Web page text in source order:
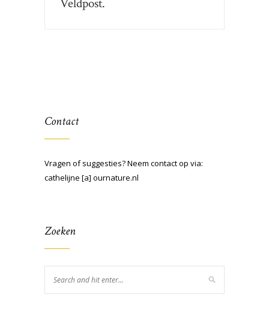
Contact
Vragen of suggesties? Neem contact op via:
cathelijne [a] ournature.nl
Zoeken